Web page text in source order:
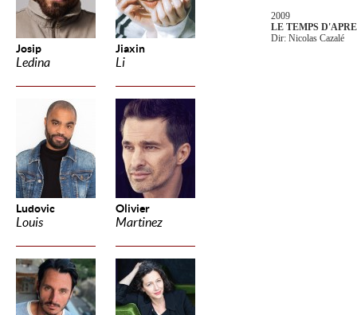
Josip
Ledina
Jiaxin
Li
Ludovic
Louis
Olivier
Martinez
2009
LE TEMPS
Dir: Nicolas Cazalé